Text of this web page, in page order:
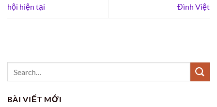
hội hiện tại
Đình Việt
BÀI VIẾT MỚI